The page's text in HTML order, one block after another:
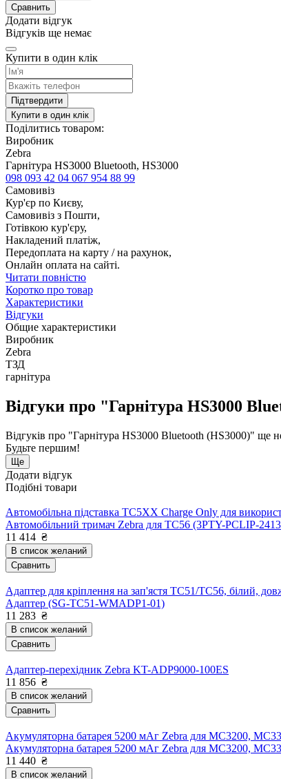
Сравнить
Додати відгук
Відгуків ще немає
Купити в один клік
Підтвердити
Купити в один клік
Поділитись товаром:
Виробник
Zebra
Гарнітура HS3000 Bluetooth, HS3000
098 093 42 04 067 954 88 99
Самовивіз
Кур'єр по Києву,
Самовивіз з Пошти,
Готівкою кур'єру,
Накладений платіж,
Передоплата на карту / на рахунок,
Онлайн оплата на сайті.
Читати повністю
Коротко про товар
Характеристики
Відгуки
Общие характеристики
Виробник
Zebra
ТЗД
гарнітура
Відгуки про "Гарнітура HS3000
Відгуків про "Гарнітура HS3000 Bluetooth (HS3000)" ще
Будьте першим!
Ще
Додати відгук
Подібні товари
Автомобільна підставка TC5XX Charge Only для
Автомобільний тримач Zebra для TC56 (3PTY-PCLIP-
11 414 ₴
В список желаний
Сравнить
Адаптер для кріплення на зап'ястя TC51/TC56, білий,
Адаптер (SG-TC51-WMADP1-01)
11 283 ₴
В список желаний
Сравнить
Адаптер-перехідник Zebra KT-ADP9000-100ES
11 856 ₴
В список желаний
Сравнить
Акумуляторна батарея 5200 мАг Zebra для MC3200,
Акумуляторна батарея 5200 мАг Zebra для MC3200,
11 440 ₴
В список желаний